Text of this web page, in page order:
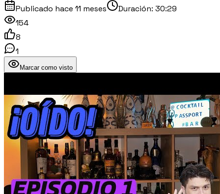
Publicado hace 11 meses Duración: 30:29
154
8
1
Marcar como visto